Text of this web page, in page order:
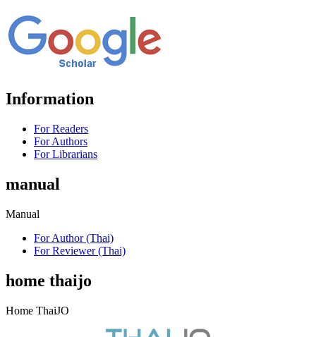
Information
For Readers
For Authors
For Librarians
manual
Manual
For Author (Thai)
For Reviewer (Thai)
home thaijo
Home ThaiJO